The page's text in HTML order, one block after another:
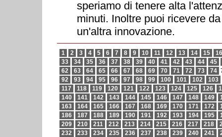
speriamo di tenere alta
minuti. Inoltre puoi ricevere
un'altra innovazione.
1 2 3 4 5 6 7 8 9 10 11 12 13 14 15
16
33
34 35 36 37 38 39 40 41 42 43 44
45
62
63 64 65 66 67 68 69 70 71 72 73 74
92
93 94 95 96 97 98 99 100 101 102
103
117
118 119 120 121 122 123 124 125 126
140
141 142 143 144 145 146 147 148 149
163
164 165 166 167 168 169 170 171 172
186
187 188 189 190 191 192 193 194 195
209
210 211 212 213 214 215 216 217 218
232
233 234 235 236 237 238 239 240 241